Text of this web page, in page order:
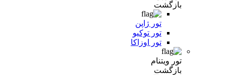
بازگشت
تور ژاپن
تور توکیو
تور اوزاکا
تور ویتنام
بازگشت